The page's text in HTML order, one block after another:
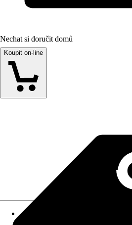
Nechat si doručit domů
Koupit on-line